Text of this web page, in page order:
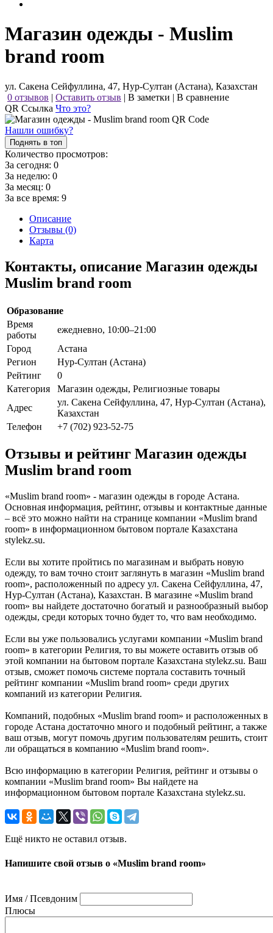
Магазин одежды - Muslim
brand room
ул. Сакена Сейфуллина, 47, Нур-Султан (Астана), Казахстан
0 отзывов | Оставить отзыв | В заметки | В сравнение
QR Ссылка Что это?
Нашли ошибку?
Поднять в топ
Количество просмотров:
За сегодня: 0
За неделю: 0
За месяц: 0
За все время: 9
Описание
Отзывы (0)
Карта
Контакты, описание Магазин одежды
Muslim brand room
Образование
Время
работы
ежедневно, 10:00–21:00
Город
Астана
Регион
Нур-Султан (Астана)
Рейтинг
0
Категория
Магазин одежды, Религиозные товары
Адрес
ул. Сакена Сейфуллина, 47, Нур-Султан (Астана),
Казахстан
Телефон
+7 (702) 923-52-75
Отзывы и рейтинг Магазин одежды
Muslim brand room
«Muslim brand room» - магазин одежды в городе Астана.
Основная информация, рейтинг, отзывы и контактные данные
– всё это можно найти на странице компании «Muslim brand
room» в информационном бытовом портале Казахстана
stylekz.su.
Если вы хотите пройтись по магазинам и выбрать новую
одежду, то вам точно стоит заглянуть в магазин «Muslim brand
room», расположенный по адресу ул. Сакена Сейфуллина, 47,
Нур-Султан (Астана), Казахстан. В магазине «Muslim brand
room» вы найдете достаточно богатый и разнообразный выбор
одежды, среди которых точно будет то, что вам необходимо.
Если вы уже пользовались услугами компании «Muslim brand
room» в категории Религия, то вы можете оставить отзыв об
этой компании на бытовом портале Казахстана stylekz.su. Ваш
отзыв, сможет помочь системе портала составить точный
рейтинг компании «Muslim brand room» среди других
компаний из категории Религия.
Компаний, подобных «Muslim brand room» и расположенных в
городе Астана достаточно много и подобный рейтинг, а также
ваш отзыв, могут помочь другим пользователям решить, стоит
ли обращаться в компанию «Muslim brand room».
Всю информацию в категории Религия, рейтинг и отзывы о
компании «Muslim brand room» Вы найдете на
информационном бытовом портале Казахстана stylekz.su.
Ещё никто не оставил отзыв.
Напишите свой отзыв о «Muslim brand room»
Имя / Псевдоним
Плюсы